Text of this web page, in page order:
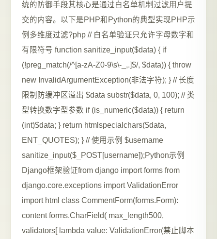
统的防御手段其核心是通过白名单机制过滤用户提
交的内容。以下是PHP和Python的典型实现PHP示
例多维度过滤?php // 白名单验证只允许字母数字和
有限符号 function sanitize_input($data) { if
(!preg_match(/^[a-zA-Z0-9\s\-_,.]$/, $data)) { throw
new InvalidArgumentException(非法字符); } // 长度
限制防缓冲区溢出 $data substr($data, 0, 100); // 类
型转换数字型参数 if (is_numeric($data)) { return
(int)$data; } return htmlspecialchars($data,
ENT_QUOTES); } // 使用示例 $username
sanitize_input($_POST[username]);Python示例
Django框架验证from django import forms from
django.core.exceptions import ValidationError
import html class CommentForm(forms.Form):
content forms.CharField( max_length500,
validators[ lambda value: ValidationError(禁止脚本